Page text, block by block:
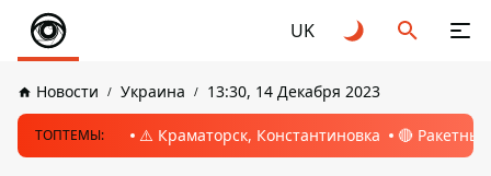
UK
Новости Украина 13:30, 14 Декабря 2023
ТОПТЕМЫ: ⚠️ Краматорск, Константиновка 🔴